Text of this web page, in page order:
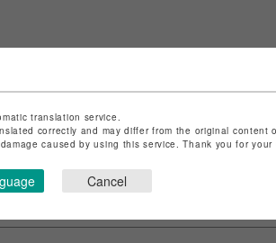
く表記はこちら
ら
translation service.
correctly and may differ from the original content
caused by using this service. Thank you for
Cancel